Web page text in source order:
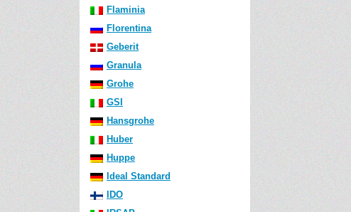
Flaminia
Florentina
Geberit
Granula
Grohe
GSI
Hansgrohe
Huber
Huppe
Ideal Standard
IDO